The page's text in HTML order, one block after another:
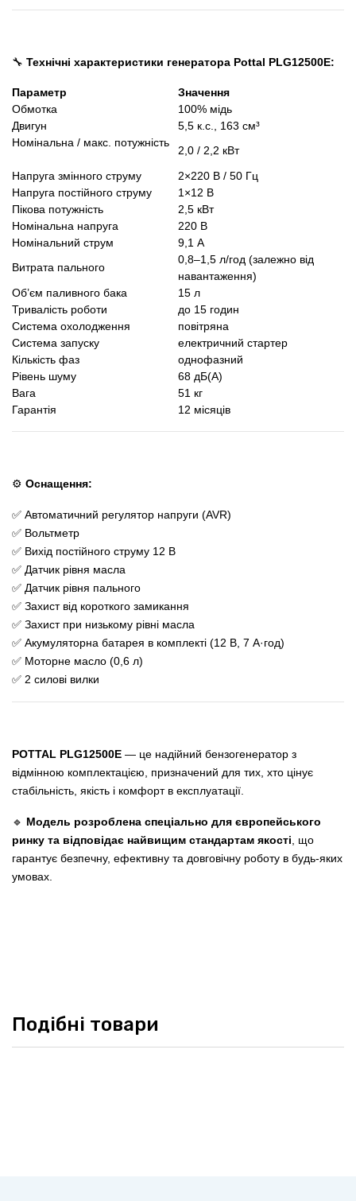
🔧 Технічні характеристики генератора Pottal PLG12500E:
Параметр
Значення
Обмотка
100% мідь
Двигун
5,5 к.с., 163 см³
Номінальна / макс. потужність
2,0 / 2,2 кВт
Напруга змінного струму
2×220 В / 50 Гц
Напруга постійного струму
1×12 В
Пікова потужність
2,5 кВт
Номінальна напруга
220 В
Номінальний струм
9,1 А
Витрата пального
0,8–1,5 л/год (залежно від
навантаження)
Об’єм паливного бака
15 л
Тривалість роботи
до 15 годин
Система охолодження
повітряна
Система запуску
електричний стартер
Кількість фаз
однофазний
Рівень шуму
68 дБ(A)
Вага
51 кг
Гарантія
12 місяців
⚙️ Оснащення:
✅ Автоматичний регулятор напруги (AVR)
✅ Вольтметр
✅ Вихід постійного струму 12 В
✅ Датчик рівня масла
✅ Датчик рівня пального
✅ Захист від короткого замикання
✅ Захист при низькому рівні масла
✅ Акумуляторна батарея в комплекті (12 В, 7 А·год)
✅ Моторне масло (0,6 л)
✅ 2 силові вилки
POTTAL PLG12500E — це надійний бензогенератор з
відмінною комплектацією, призначений для тих, хто цінує
стабільність, якість і комфорт в експлуатації.
🔹 Модель розроблена спеціально для європейського
ринку та відповідає найвищим стандартам якості, що
гарантує безпечну, ефективну та довговічну роботу в будь-яких
умовах.
Подібні товари